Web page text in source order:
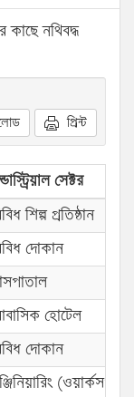
কাছে নথিবদ্ধ
প্রিন্ট
সেক্টর
শিল্প প্রতিষ্ঠান
দোকান
হোটেল
দোকান
(ওয়ার্কসপ)